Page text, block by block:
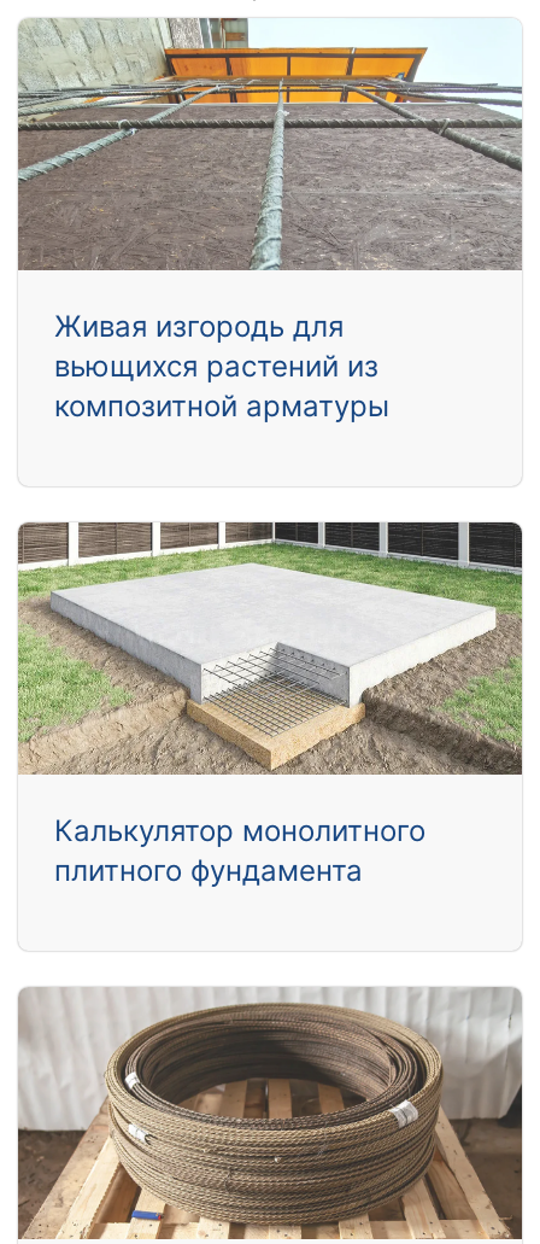
Живая изгородь для
вьющихся растений из
композитной арматуры
Калькулятор монолитного
плитного фундамента